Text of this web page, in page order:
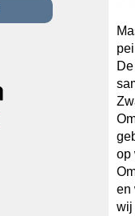
op
en
wij